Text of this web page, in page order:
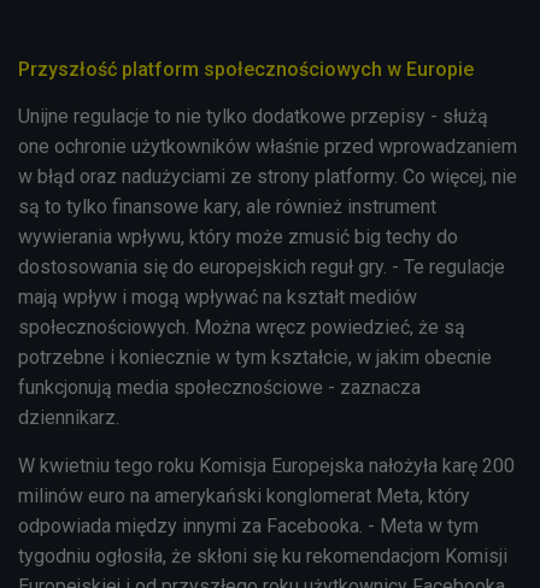
Przyszłość platform społecznościowych w Europie
Unijne regulacje to nie tylko dodatkowe przepisy - służą
one ochronie użytkowników właśnie przed wprowadzaniem
w błąd oraz nadużyciami ze strony platformy. Co więcej, nie
są to tylko finansowe kary, ale również instrument
wywierania wpływu, który może zmusić big techy do
dostosowania się do europejskich reguł gry. - Te regulacje
mają wpływ i mogą wpływać na kształt mediów
społecznościowych. Można wręcz powiedzieć, że są
potrzebne i koniecznie w tym kształcie, w jakim obecnie
funkcjonują media społecznościowe - zaznacza
dziennikarz.
W kwietniu tego roku Komisja Europejska nałożyła karę 200
milinów euro na amerykański konglomerat Meta, który
odpowiada między innymi za Facebooka. - Meta w tym
tygodniu ogłosiła, że skłoni się ku rekomendacjom Komisji